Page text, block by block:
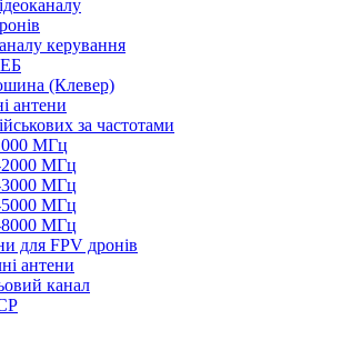
керування
(Клевер)
антени
за частотами
МГц
МГц
МГц
МГц
МГц
для FPV дронів
антени
канал